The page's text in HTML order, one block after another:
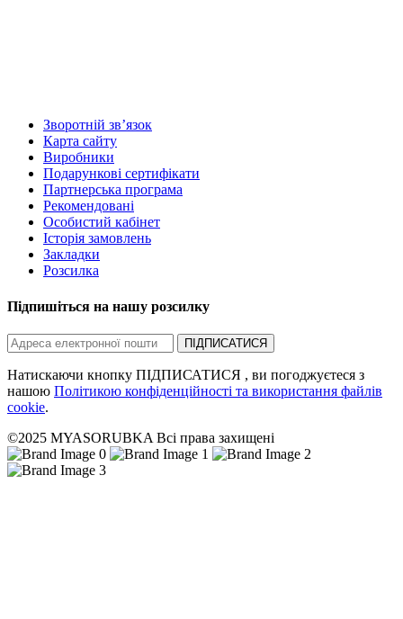
Зворотній зв’язок
Карта сайту
Виробники
Подарункові сертифікати
Партнерська програма
Рекомендовані
Особистий кабінет
Історія замовлень
Закладки
Розсилка
Підпишіться на нашу розсилку
ПІДПИСАТИСЯ
Натискаючи кнопку ПІДПИСАТИСЯ , ви погоджуєтеся з
нашою Політикою конфіденційності та використання файлів
cookie.
©2025 MYASORUBKA Всі права захищені